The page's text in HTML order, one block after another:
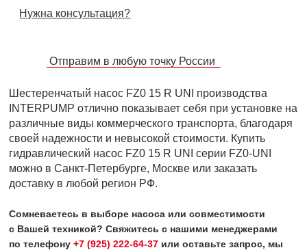
Нужна консультация?
Отправим в любую точку России
Шестеренчатый насос FZ0 15 R UNI производства
INTERPUMP отлично показывает себя при установке на
различные виды коммерческого транспорта, благодаря
своей надежности и невысокой стоимости. Купить
гидравлический насос FZ0 15 R UNI серии FZ0-UNI
можно в Санкт-Петербурге, Москве или заказать
доставку в любой регион РФ.
Сомневаетесь в выборе насоса или совместимости
с Вашей техникой? Свяжитесь с нашими менеджерами
по телефону+7 (925) 222-64-37 или оставьте запрос, мы